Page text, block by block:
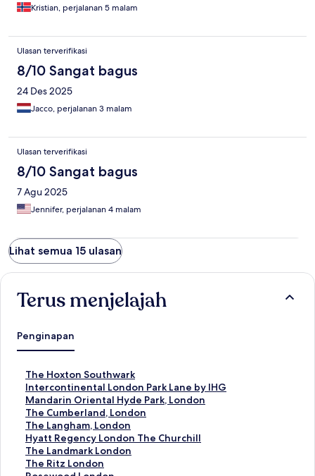
Kristian, perjalanan 5 malam
Ulasan terverifikasi
8/10 Sangat bagus
24 Des 2025
Jacco, perjalanan 3 malam
Ulasan terverifikasi
8/10 Sangat bagus
7 Agu 2025
Jennifer, perjalanan 4 malam
Lihat semua 15 ulasan
Terus menjelajah
Penginapan
The Hoxton Southwark
T
a
u
t
a
n
S
t
Intercontinental London Park Lane by IHG
T
a
u
t
a
n
S
Mandarin Oriental Hyde Park, London
T
a
u
t
a
n
The Cumberland, London
T
a
u
t
a
The Langham, London
T
a
u
t
Hyatt Regency London The Churchill
T
a
u
The Landmark London
T
a
The Ritz London
T